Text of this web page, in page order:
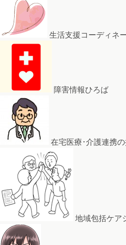
生活支援コーディネ
障害情報ひろば
在宅医療･介護連携
地域包括ケア